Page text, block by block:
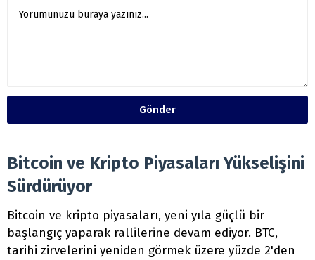
Gönder
Bitcoin ve Kripto Piyasaları Yükselişini
Sürdürüyor
Bitcoin ve kripto piyasaları, yeni yıla güçlü bir
başlangıç yaparak rallilerine devam ediyor. BTC,
tarihi zirvelerini yeniden görmek üzere yüzde 2'den